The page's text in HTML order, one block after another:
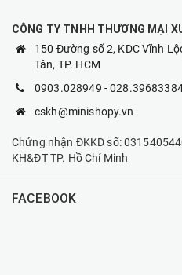
CÔNG TY TNHH THƯƠNG MẠI
150 Đường số 2, KDC Vĩnh
Tân, TP. HCM
0903.028949 -
cskh@minishopy.vn
Chứng nhận ĐKKD số:
KH&ĐT TP. Hồ Chí Minh
FACEBOOK